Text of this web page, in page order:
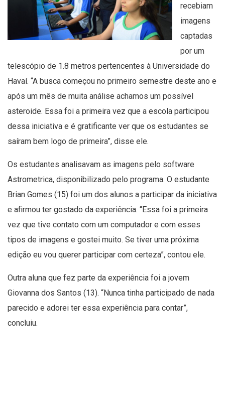
recebiam
imagens
captadas
por um
telescópio de 1.8 metros pertencentes à Universidade do
Havaí. “A busca começou no primeiro semestre deste ano e
após um mês de muita análise achamos um possível
asteroide. Essa foi a primeira vez que a escola participou
dessa iniciativa e é gratificante ver que os estudantes se
saíram bem logo de primeira”, disse ele.
Os estudantes analisavam as imagens pelo software
Astrometrica, disponibilizado pelo programa. O estudante
Brian Gomes (15) foi um dos alunos a participar da iniciativa
e afirmou ter gostado da experiência. “Essa foi a primeira
vez que tive contato com um computador e com esses
tipos de imagens e gostei muito. Se tiver uma próxima
edição eu vou querer participar com certeza”, contou ele.
Outra aluna que fez parte da experiência foi a jovem
Giovanna dos Santos (13). “Nunca tinha participado de nada
parecido e adorei ter essa experiência para contar”,
concluiu.